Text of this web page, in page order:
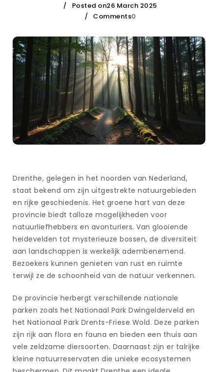
Posted on26 March 2025
Comments0
Drenthe, gelegen in het noorden van Nederland,
staat bekend om zijn uitgestrekte natuurgebieden
en rijke geschiedenis. Het groene hart van deze
provincie biedt talloze mogelijkheden voor
natuurliefhebbers en avonturiers. Van glooiende
heidevelden tot mysterieuze bossen, de diversiteit
aan landschappen is werkelijk adembenemend.
Bezoekers kunnen genieten van rust en ruimte
terwijl ze de schoonheid van de natuur verkennen.
De provincie herbergt verschillende nationale
parken zoals het Nationaal Park Dwingelderveld en
het Nationaal Park Drents-Friese Wold. Deze parken
zijn rijk aan flora en fauna en bieden een thuis aan
vele zeldzame diersoorten. Daarnaast zijn er talrijke
kleine natuurreservaten die unieke ecosystemen